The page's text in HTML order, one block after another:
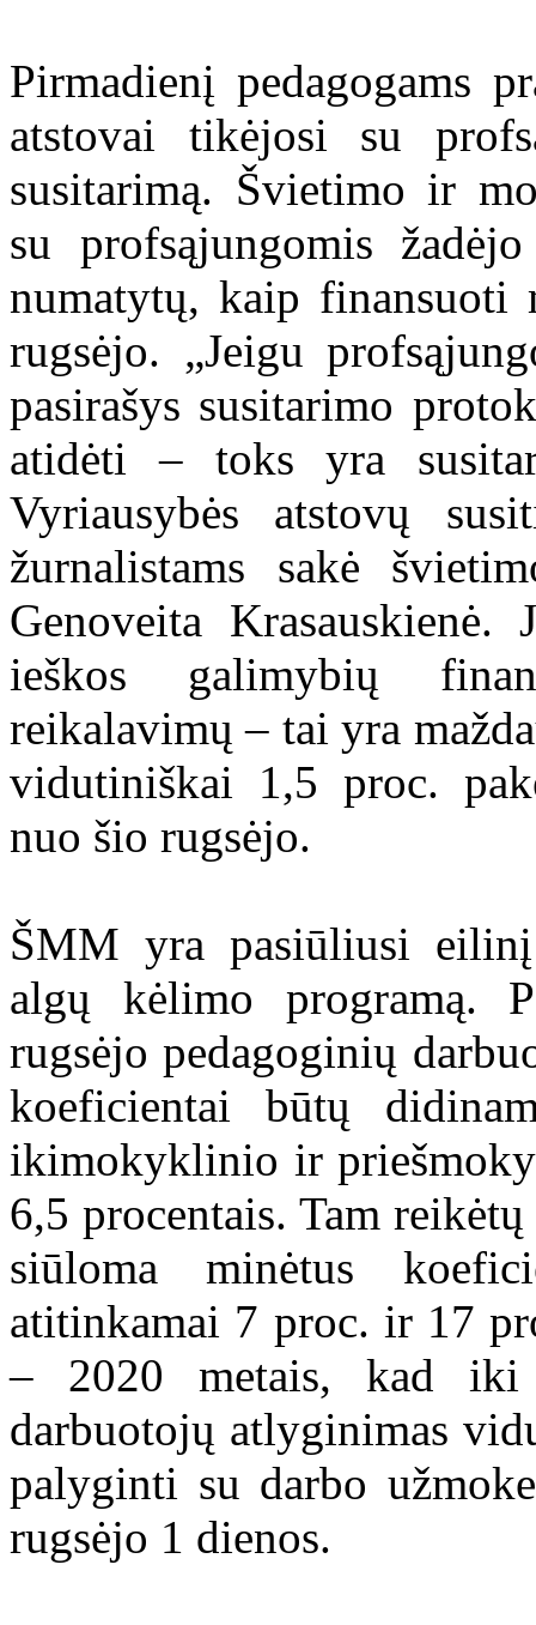
Pirmadienį pedagogams
atstovai tikėjosi su
susitarimą. Švietimo ir
su profsąjungomis
numatytų, kaip
rugsėjo. „Jeigu
pasirašys susitarimo
atidėti – toks yra
Vyriausybės atstovų
žurnalistams sakė
Genoveita
ieškos galimybių
reikalavimų – tai yra
vidutiniškai 1,5 proc.
nuo šio rugsėjo.
ŠMM yra pasiūliusi
algų kėlimo programą.
rugsėjo pedagoginių
koeficientai būtų
ikimokyklinio ir
6,5 procentais. Tam
siūloma minėtus
atitinkamai 7 proc. ir 17
– 2020 metais, kad iki
darbuotojų atlyginimas
palyginti su darbo
rugsėjo 1 dienos.